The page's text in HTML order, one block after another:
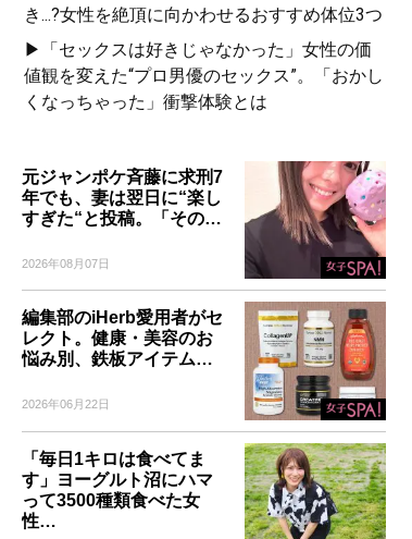
き...?女性を絶頂に向かわせるおすすめ体位3つ
▶「セックスは好きじゃなかった」女性の価
値観を変えた“プロ男優のセックス”。「おかし
くなっちゃった」衝撃体験とは
元ジャンポケ斉藤に求刑7
年でも、妻は翌日に“楽し
すぎた“と投稿。「その…
2026年08月07日
編集部のiHerb愛用者がセ
レクト。健康・美容のお
悩み別、鉄板アイテム…
2026年06月22日
「毎日1キロは食べてま
す」ヨーグルト沼にハマ
って3500種類食べた女
性…